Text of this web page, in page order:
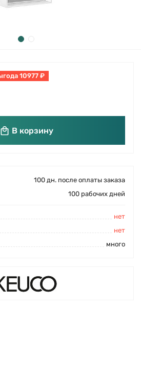
10977 ₽
В корзину
100 дн. после оплаты заказа
100 рабочих дней
нет
нет
много